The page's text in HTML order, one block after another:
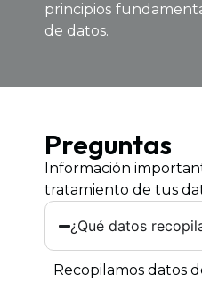
principios
de datos.
Preguntas
Información
tratamiento de tus
¿Qué datos
Recopilamos datos